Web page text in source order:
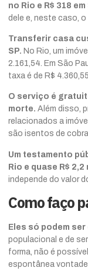
no Rio e R$ 318 em
dele e, neste caso, o
Transferir casa
SP. No Rio, um
2.161,54. Em São
taxa é de R$
O serviço é
morte. Além disso,
relacionados a
são isentos de
Um testamento
Rio e quase R$ 2,2
independe do valor
Como faço
Eles só podem
populacional e de
forma, não é
espontânea